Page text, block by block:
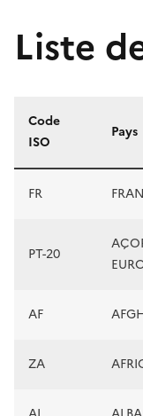
Liste
Liste des
Code
ISO
Pays
FR
PT-20
AF
ZA